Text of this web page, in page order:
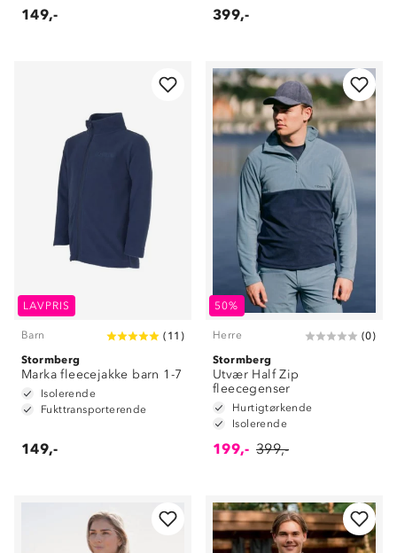
149,- 399,-
LAVPRIS
Barn ( 11 )
Stormberg
Marka fleecejakke barn 1-7
Isolerende
Fukttransporterende
149,-
50%
Herre (0)
Stormberg
Utvær Half Zip
fleecegenser
Hurtigtørkende
Isolerende
199,- 399,-